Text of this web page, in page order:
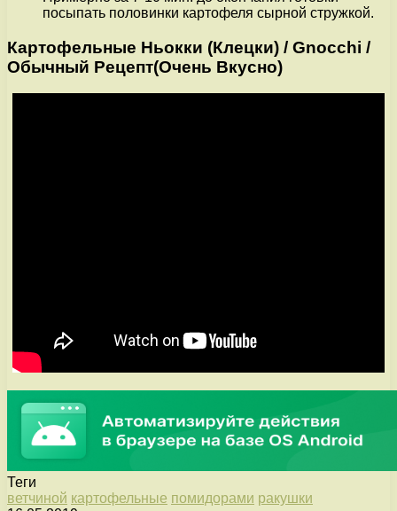
посыпать половинки картофеля сырной стружкой.
Картофельные Ньокки (Клецки) / Gnocchi /
Обычный Рецепт(Очень Вкусно)
Теги
ветчиной картофельные помидорами ракушки